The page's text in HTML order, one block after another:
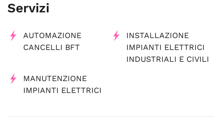
Servizi
AUTOMAZIONE
CANCELLI BFT
INSTALLAZIONE
IMPIANTI ELETTRICI
INDUSTRIALI E CIVILI
MANUTENZIONE
IMPIANTI ELETTRICI